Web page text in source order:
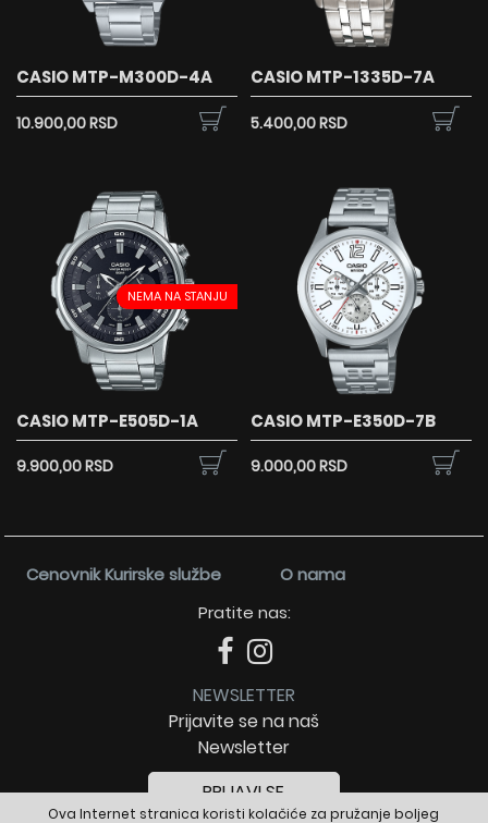
Ova Internet stranica koristi kolačiće za pružanje boljeg
CASIO MTP-M300D-4A
10.900,00 RSD
CASIO MTP-1335D-7A
5.400,00 RSD
NEMA NA STANJU
CASIO MTP-E505D-1A
9.900,00 RSD
CASIO MTP-E350D-7B
9.000,00 RSD
Cenovnik Kurirske službe
O nama
Pratite nas:
NEWSLETTER
Prijavite se na naš
Newsletter
PRIJAVI SE